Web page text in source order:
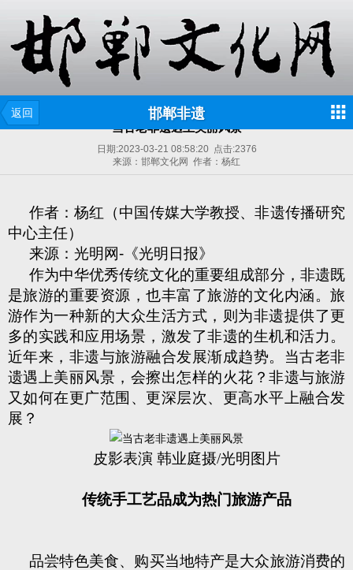
返回 邯郸非遗
当古老非遗遇上美丽风景
日期:2023-03-21 08:58:20点击:2376
来源：邯郸文化网 作者：杨红
作者：杨红（中国传媒大学教授、非遗传播研究
中心主任）
来源：光明网-《光明日报》
作为中华优秀传统文化的重要组成部分，非遗既
是旅游的重要资源，也丰富了旅游的文化内涵。旅
游作为一种新的大众生活方式，则为非遗提供了更
多的实践和应用场景，激发了非遗的生机和活力。
近年来，非遗与旅游融合发展渐成趋势。当古老非
遗遇上美丽风景，会擦出怎样的火花？非遗与旅游
又如何在更广范围、更深层次、更高水平上融合发
展？
皮影表演 韩业庭摄/光明图片
传统手工艺品成为热门旅游产品
品尝特色美食、购买当地特产是大众旅游消费的